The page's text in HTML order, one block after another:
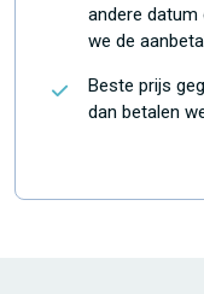
andere datum
we de
Beste prijs
dan betalen